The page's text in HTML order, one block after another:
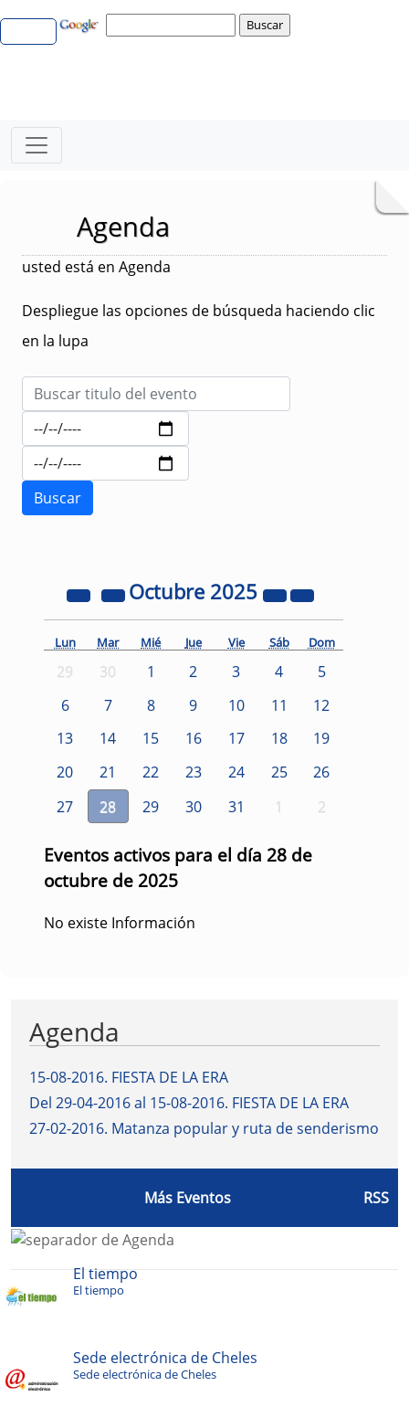
Agenda
usted está en Agenda
Despliegue las opciones de búsqueda haciendo clic
en la lupa
Octubre 2025
Lun Mar Mié Jue Vie Sáb Dom
29 30 1 2 3 4
5
6
7 8 9 10 11
12
13
14 15 16 17 18
19
20
21 22 23 24 25
26
27
28 29 30 31 1 2
Eventos activos para el día 28 de
octubre de 2025
No existe Información
Agenda
15-08-2016. FIESTA DE LA ERA
Del 29-04-2016 al 15-08-2016. FIESTA DE LA ERA
27-02-2016. Matanza popular y ruta de senderismo
Más Eventos RSS
El tiempo
El tiempo
Sede electrónica de Cheles
Sede electrónica de Cheles